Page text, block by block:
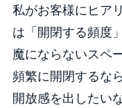
私がお客様にヒア
は「開閉する頻度
魔にならないスペ
頻繁に開閉するな
開放感を出したい